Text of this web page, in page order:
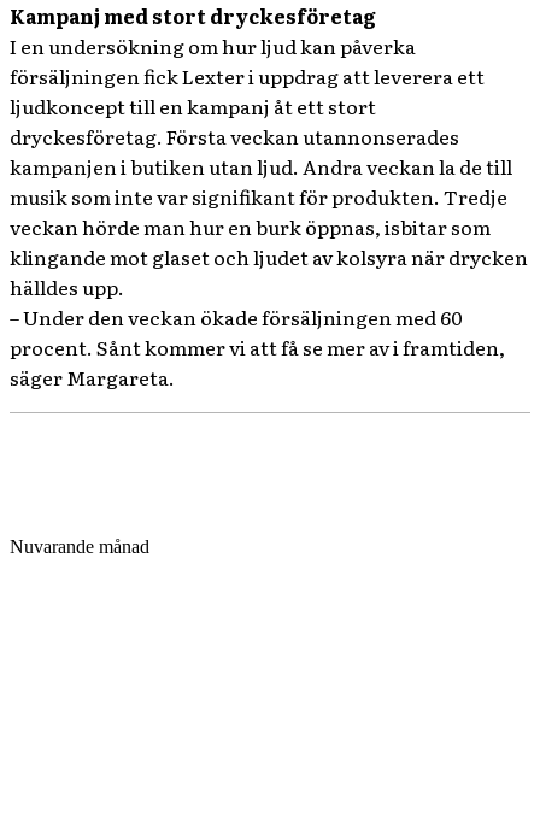
Kampanj med stort dryckesföretag
I en undersökning om hur ljud kan påverka
försäljningen fick Lexter i uppdrag att leverera ett
ljudkoncept till en kampanj åt ett stort
dryckesföretag. Första veckan utannonserades
kampanjen i butiken utan ljud. Andra veckan la de till
musik som inte var signifikant för produkten. Tredje
veckan hörde man hur en burk öppnas, isbitar som
klingande mot glaset och ljudet av kolsyra när drycken
hälldes upp.
– Under den veckan ökade försäljningen med 60
procent. Sånt kommer vi att få se mer av i framtiden,
säger Margareta.
Nuvarande månad